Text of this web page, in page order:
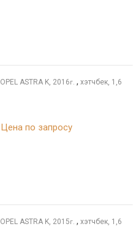
OPEL ASTRA K, 2016г. , хэтчбек, 1,6
Цена по запросу
OPEL ASTRA K, 2015г. , хэтчбек, 1,6